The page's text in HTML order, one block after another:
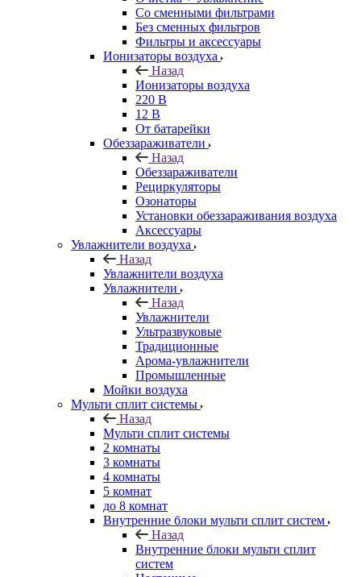
Cо сменными фильтрами
Без сменных фильтров
Фильтры и аксессуары
Ионизаторы воздуха
Назад
Ионизаторы воздуха
220 В
12 В
От батарейки
Обеззараживатели
Назад
Обеззараживатели
Рециркуляторы
Озонаторы
Установки обеззараживания воздуха
Аксессуары
Увлажнители воздуха
Назад
Увлажнители воздуха
Увлажнители
Назад
Увлажнители
Ультразвуковые
Традиционные
Арома-увлажнители
Промышленные
Мойки воздуха
Мульти сплит системы
Назад
Мульти сплит системы
2 комнаты
3 комнаты
4 комнаты
5 комнат
до 8 комнат
Внутренние блоки мульти сплит систем
Назад
Внутренние блоки мульти сплит
систем